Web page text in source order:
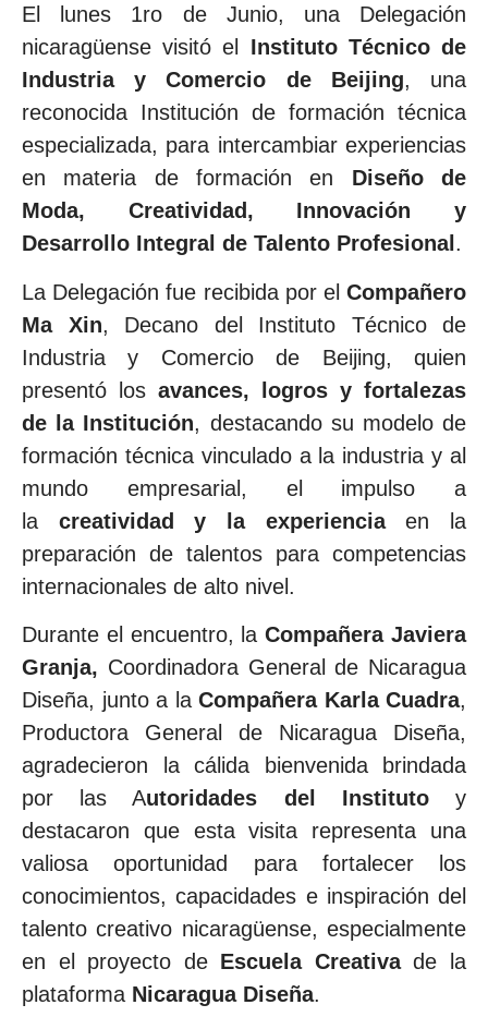
El lunes 1ro de Junio, una Delegación
nicaragüense visitó el Instituto Técnico de
Industria y Comercio de Beijing, una
reconocida Institución de formación técnica
especializada, para intercambiar experiencias
en materia de formación en Diseño de
Moda, Creatividad, Innovación y
Desarrollo Integral de Talento Profesional .
La Delegación fue recibida por el Compañero
Ma Xin, Decano del Instituto Técnico de
Industria y Comercio de Beijing, quien
presentó los avances, logros y fortalezas
de la Institución, destacando su modelo de
formación técnica vinculado a la industria y al
mundo empresarial, el impulso a
la creatividad y la experienciaen la
preparación de talentos para competencias
internacionales de alto nivel.
Durante el encuentro, laCompañera Javiera
Granja, Coordinadora General de Nicaragua
Diseña, junto a la Compañera Karla Cuadra,
Productora General de Nicaragua Diseña,
agradecieron la cálida bienvenida brindada
por las Autoridades del Institutoy
destacaron que esta visita representa una
valiosa oportunidad para fortalecer los
conocimientos, capacidades e inspiración del
talento creativo nicaragüense, especialmente
en el proyecto deEscuela Creativade la
plataforma Nicaragua Diseña.